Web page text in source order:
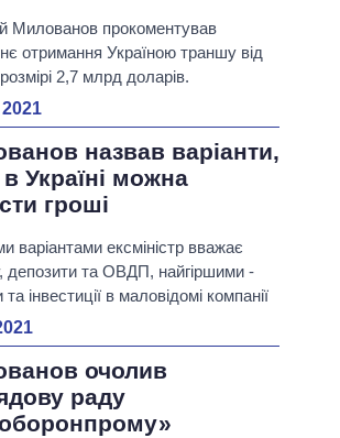
Милованов прокоментував
отримання Україною траншу від
2,7 млрд доларів.
назвав варіанти,
Україні можна
гроші
варіантами ексміністр вважає
депозити та ОВДП, найгіршими -
та інвестиції в маловідомі компанії
очолив
раду